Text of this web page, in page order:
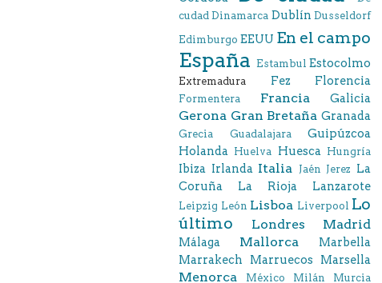
cudad Dinamarca Dublín Dusseldorf
Edimburgo EEUU En el campo
España Estambul Estocolmo
Extremadura Fez Florencia
Formentera Francia Galicia
Gerona Gran Bretaña Granada
Grecia Guadalajara
Guipúzcoa
Holanda Huelva Huesca Hungría
Ibiza Irlanda Italia Jaén Jerez La
Coruña
La Rioja Lanzarote
Leipzig León Lisboa Liverpool Lo
último
Londres Madrid
Málaga Mallorca
Marbella
Marrakech
Marruecos Marsella
Menorca México Milán
Murcia